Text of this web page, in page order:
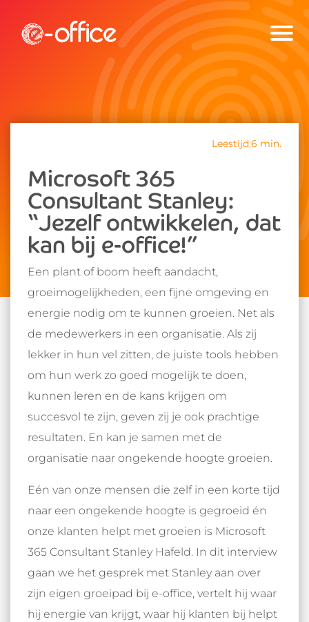
Leestijd:6 min.
Microsoft 365
Consultant Stanley:
“Jezelf ontwikkelen, dat
kan bij e-office!”
Een plant of boom heeft aandacht,
groeimogelijkheden, een fijne omgeving en
energie nodig om te kunnen groeien. Net als
de medewerkers in een organisatie. Als zij
lekker in hun vel zitten, de juiste tools hebben
om hun werk zo goed mogelijk te doen,
kunnen leren en de kans krijgen om
succesvol te zijn, geven zij je ook prachtige
resultaten. En kan je samen met de
organisatie naar ongekende hoogte groeien.
Eén van onze mensen die zelf in een korte tijd
naar een ongekende hoogte is gegroeid én
onze klanten helpt met groeien is Microsoft
365 Consultant Stanley Hafeld. In dit interview
gaan we het gesprek met Stanley aan over
zijn eigen groeipad bij e-office, vertelt hij waar
hij energie van krijgt, waar hij klanten bij helpt